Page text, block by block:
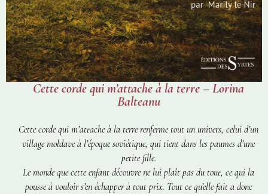
Cette corde qui m’attache à la terre – Lorina
Balteanu
Cette corde qui m’attache à la terrerenferme tout un univers, celui d’un
village moldave à l’époque soviétique, qui tient dans les paumes d’une
petite fille.
Le monde que cette enfant découvre ne lui plaît pas du tout, ce qui la
pousse à vouloir s’en échapper à tout prix. Tout ce qu’elle fait a donc